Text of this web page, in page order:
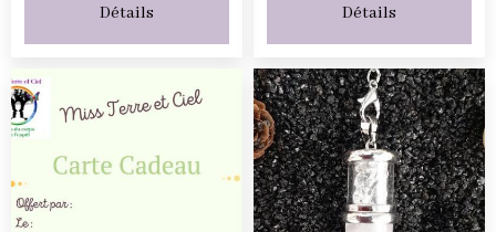
Détails Détails